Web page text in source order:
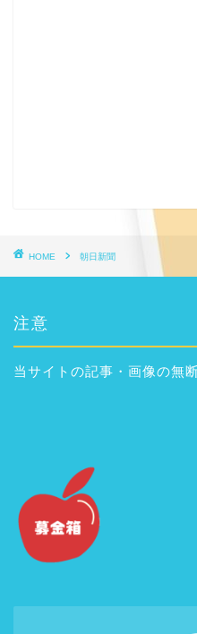
HOME 朝日新聞
注意
当サイトの記事・画像の無